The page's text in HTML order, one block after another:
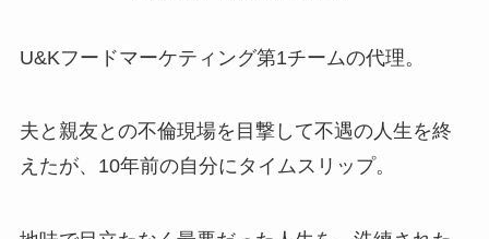
U&Kフードマーケティング第1チームの代理。
夫と親友との不倫現場を目撃して不遇の人生を終
えたが、10年前の自分にタイムスリップ。